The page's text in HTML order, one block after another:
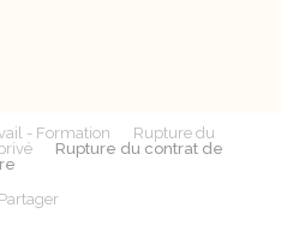
- Formation
Rupture du
Rupture du contrat de
Partager